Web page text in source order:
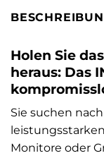
Holen Sie
heraus: Das
Sie suchen
Monitore oder